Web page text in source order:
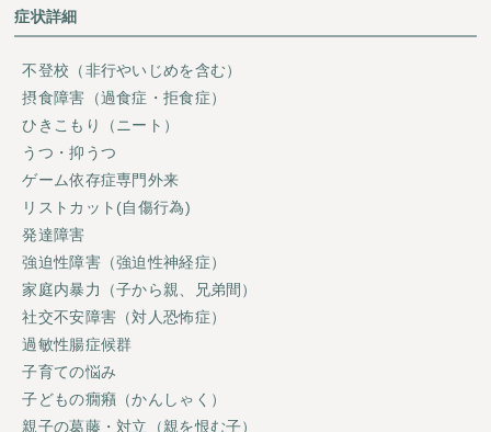
症状詳細
不登校（非行やいじめを含む）
摂食障害（過食症・拒食症）
ひきこもり（ニート）
うつ・抑うつ
ゲーム依存症専門外来
リストカット(自傷行為)
発達障害
強迫性障害（強迫性神経症）
家庭内暴力（子から親、兄弟間）
社交不安障害（対人恐怖症）
過敏性腸症候群
子育ての悩み
子どもの癇癪（かんしゃく）
親子の葛藤・対立（親を恨む子）